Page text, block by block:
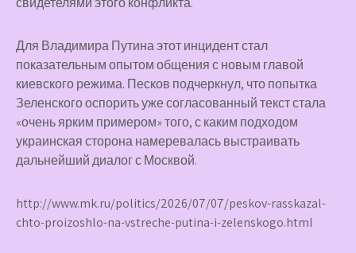
Для Владимира Путина этот инцидент стал
показательным опытом общения с новым главой
киевского режима. Песков подчеркнул, что попытка
Зеленского оспорить уже согласованный текст стала
«очень ярким примером» того, с каким подходом
украинская сторона намеревалась выстраивать
дальнейший диалог с Москвой.
http://www.mk.ru/politics/2026/07/07/peskov-rasskazal-
chto-proizoshlo-na-vstreche-putina-i-zelenskogo.html